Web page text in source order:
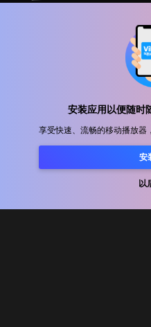
安装应用以便随时
享受快速、流畅的移动播放器
安
以